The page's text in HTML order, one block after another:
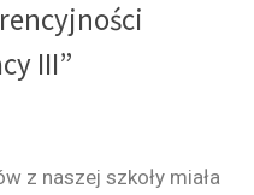
III”
z naszej szkoły miała